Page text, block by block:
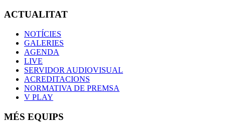
ACTUALITAT
NOTÍCIES
GALERIES
AGENDA
LIVE
SERVIDOR AUDIOVISUAL
ACREDITACIONS
NORMATIVA DE PREMSA
V PLAY
MÉS EQUIPS